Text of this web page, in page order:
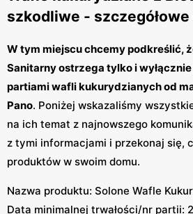
szkodliwe - szczegółowe
W tym miejscu chcemy podkreślić,
Sanitarny ostrzega tylko i
partiami wafli kukurydzianych od
Pano. Poniżej wskazaliśmy
na ich temat z najnowszego
z tymi informacjami i przekonaj się,
produktów w swoim domu.
Nazwa produktu: Solone Wafle
Data minimalnej trwałości/nr partii: